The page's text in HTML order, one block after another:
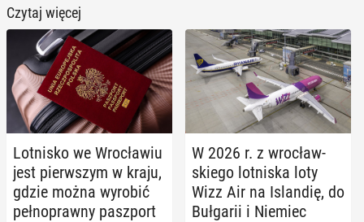
Czytaj więcej
Lot­ni­sko we Wro­cła­wiu
jest pierw­szym w kraju,
gdzie można wyrobić
peł­no­praw­ny pasz­port
W 2026 r. z wro­cław­
skie­go lot­ni­ska loty
Wizz Air na Is­lan­dię, do
Buł­ga­rii i Niemiec